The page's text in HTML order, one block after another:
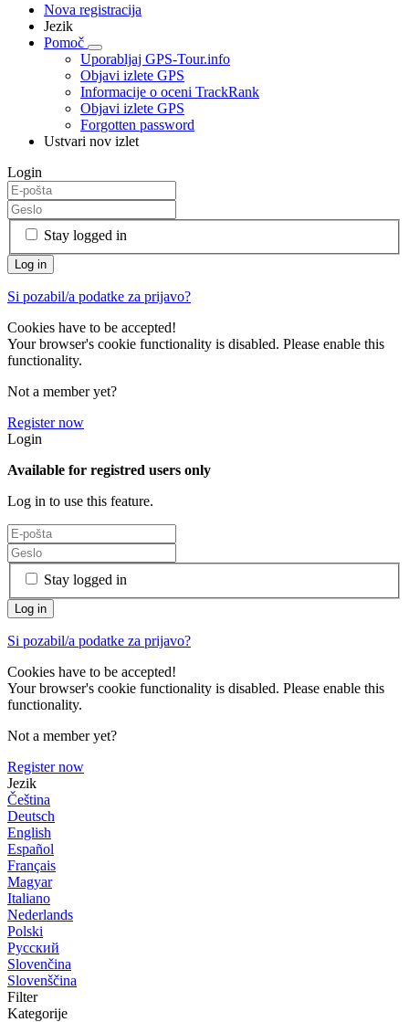
Nova registracija
Jezik
Pomoč
Uporabljaj GPS-Tour.info
Objavi izlete GPS
Informacije o oceni TrackRank
Objavi izlete GPS
Forgotten password
Ustvari nov izlet
Login
Stay logged in
Si pozabil/a podatke za prijavo?
Cookies have to be accepted!
Your browser's cookie functionality is disabled. Please enable this
functionality.
Not a member yet?
Register now
Login
Available for registred users only
Log in to use this feature.
Stay logged in
Si pozabil/a podatke za prijavo?
Cookies have to be accepted!
Your browser's cookie functionality is disabled. Please enable this
functionality.
Not a member yet?
Register now
Jezik
Čeština
Deutsch
English
Español
Français
Magyar
Italiano
Nederlands
Polski
Русский
Slovenčina
Slovenščina
Filter
Kategorije